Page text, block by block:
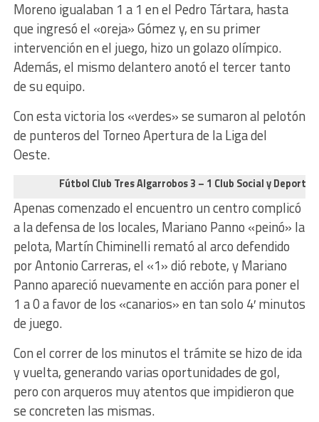
Moreno igualaban 1 a 1 en el Pedro Tártara, hasta
que ingresó el «oreja» Gómez y, en su primer
intervención en el juego, hizo un golazo olímpico.
Además, el mismo delantero anotó el tercer tanto
de su equipo.
Con esta victoria los «verdes» se sumaron al pelotón
de punteros del Torneo Apertura de la Liga del
Oeste.
Fútbol Club Tres Algarrobos 3 – 1 Club Social y
Apenas comenzado el encuentro un centro complicó
a la defensa de los locales, Mariano Panno «peinó» la
pelota, Martín Chiminelli remató al arco defendido
por Antonio Carreras, el «1» dió rebote, y Mariano
Panno apareció nuevamente en acción para poner el
1 a 0 a favor de los «canarios» en tan solo 4′ minutos
de juego.
Con el correr de los minutos el trámite se hizo de ida
y vuelta, generando varias oportunidades de gol,
pero con arqueros muy atentos que impidieron que
se concreten las mismas.